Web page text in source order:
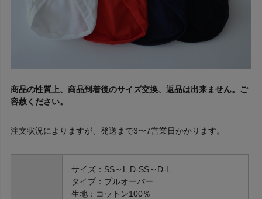
商品の性質上、商品到着後のサイズ交換、返品は出来ません。ご
容赦ください。
注文状況によりますが、発送まで3〜7営業日かかります。
サイズ：SS～L,D-SS～D-L
タイプ：プルオーバー
生地：コットン100％